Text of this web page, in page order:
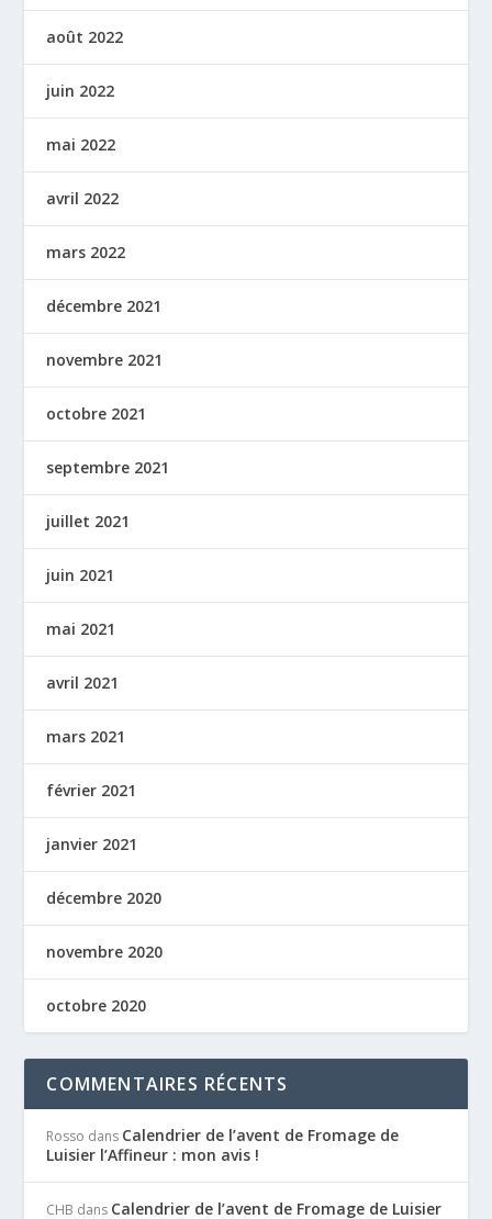
août 2022
juin 2022
mai 2022
avril 2022
mars 2022
décembre 2021
novembre 2021
octobre 2021
septembre 2021
juillet 2021
juin 2021
mai 2021
avril 2021
mars 2021
février 2021
janvier 2021
décembre 2020
novembre 2020
octobre 2020
COMMENTAIRES RÉCENTS
Rosso dans Calendrier de l’avent de Fromage de
Luisier l’Affineur : mon avis !
CHB dans Calendrier de l’avent de Fromage de Luisier